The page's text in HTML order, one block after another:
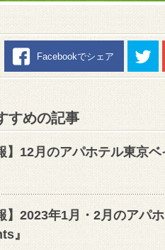
Facebookでシェア
すめの記事
】12月のアパホテル東京
】2023年1月・2月のアパ
』